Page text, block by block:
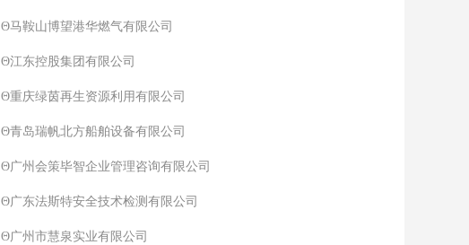
Θ马鞍山博望港华燃气有限公司
Θ江东控股集团有限公司
Θ重庆绿茵再生资源利用有限公司
Θ青岛瑞帆北方船舶设备有限公司
Θ广州会策毕智企业管理咨询有限公司
Θ广东法斯特安全技术检测有限公司
Θ广州市慧泉实业有限公司